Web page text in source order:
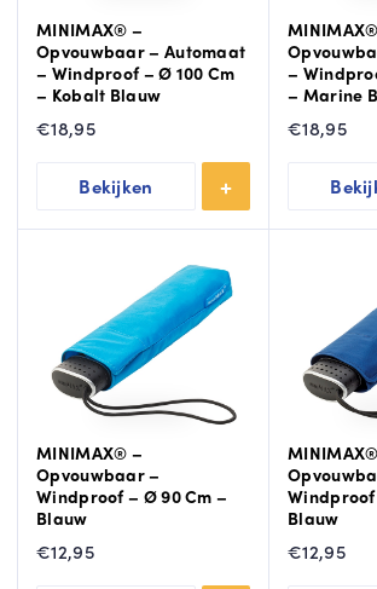
St
or
mp
ar
Du
pl
u
T
o
o
m
Gri
jze
pa
Gr
n
pa
ra
T
o
MINIMAX® –
Opvouwbaar – Automaat
– Windproof – Ø 100 Cm
– Kobalt Blauw
€18,95
Bekijken
–
– Marine
€18,95
MINIMAX® –
Opvouwbaar –
Windproof – Ø 90 Cm –
Blauw
€12,95
Blauw
€12,95